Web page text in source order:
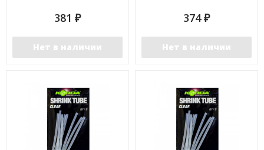
381 ₽
Нет в наличии
374 ₽
Нет в наличии